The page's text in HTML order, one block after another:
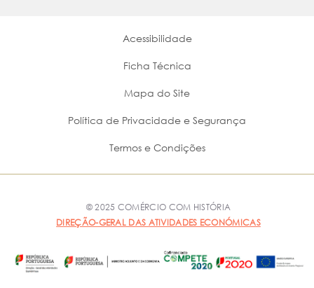
Acessibilidade
Ficha Técnica
Mapa do Site
Política de Privacidade e Segurança
Termos e Condições
© 2025 COMÉRCIO COM HISTÓRIA
DIREÇÃO-GERAL DAS ATIVIDADES ECONÓMICAS